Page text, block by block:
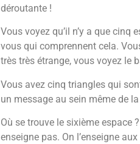
déroutante !
Vous voyez qu’il n’y a que cinq
vous qui comprennent cela.
très très étrange, vous voyez le
Vous avez cinq triangles qui
un message au sein même de
Où se trouve le sixième espace
enseigne pas. On l’enseigne